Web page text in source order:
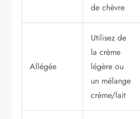
de chèvre
Allégée
Utilisez de
la crème
légère ou
un mélange
crème/lait